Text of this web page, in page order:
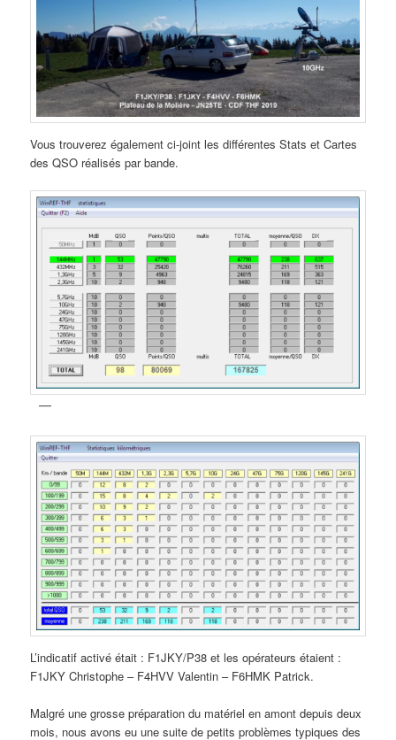
Vous trouverez également ci-joint les différentes Stats et Cartes
des QSO réalisés par bande.
L’indicatif activé était : F1JKY/P38 et les opérateurs étaient :
F1JKY Christophe – F4HVV Valentin – F6HMK Patrick.
Malgré une grosse préparation du matériel en amont depuis deux
mois, nous avons eu une suite de petits problèmes typiques des